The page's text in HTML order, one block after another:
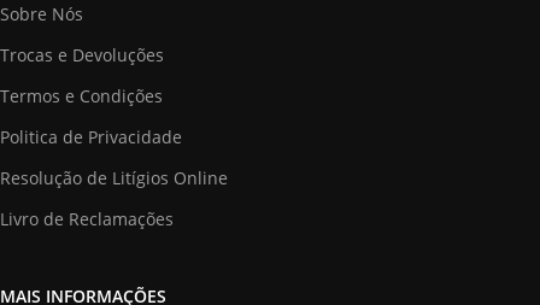
Sobre Nós
Trocas e Devoluções
Termos e Condições
Politica de Privacidade
Resolução de Litígios Online
Livro de Reclamações
MAIS INFORMAÇÕES